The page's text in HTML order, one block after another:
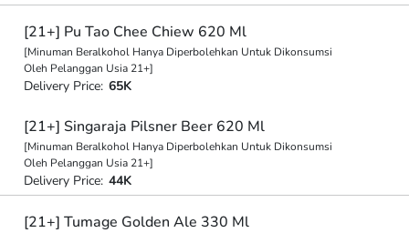
[21+] Pu Tao Chee Chiew 620 Ml
[Minuman Beralkohol Hanya Diperbolehkan Untuk Dikonsumsi
Oleh Pelanggan Usia 21+]
Delivery Price: 65K
[21+] Singaraja Pilsner Beer 620 Ml
[Minuman Beralkohol Hanya Diperbolehkan Untuk Dikonsumsi
Oleh Pelanggan Usia 21+]
Delivery Price: 44K
[21+] Tumage Golden Ale 330 Ml